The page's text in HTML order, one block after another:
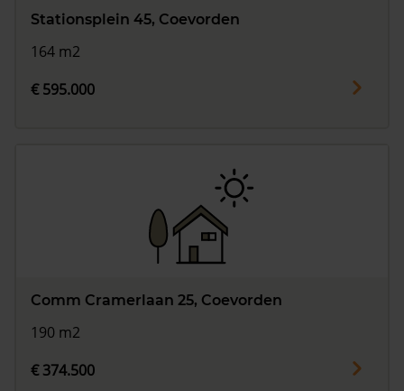
Stationsplein 45, Coevorden
164 m2
€ 595.000
Comm Cramerlaan 25, Coevorden
190 m2
€ 374.500